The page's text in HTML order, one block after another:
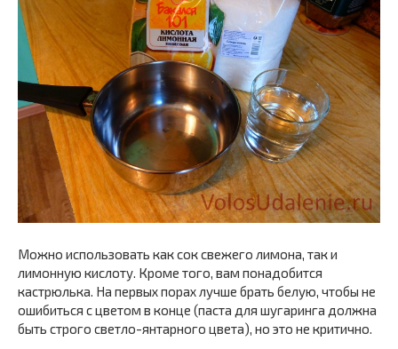
Можно использовать как сок свежего лимона, так и
лимонную кислоту. Кроме того, вам понадобится
кастрюлька. На первых порах лучше брать белую, чтобы не
ошибиться с цветом в конце (паста для шугаринга должна
быть строго светло-янтарного цвета), но это не критично.